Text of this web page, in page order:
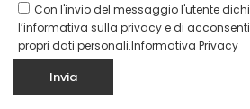
Con l'invio del messaggio l'utente
l’informativa sulla privacy e di
propri dati personali.Informativa Privacy